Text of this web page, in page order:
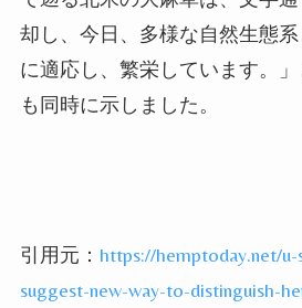
却し、今日、多様な自然生態
に適応し、繁栄しています。
も同時に示しました。
引用元： https://hemptoday.net/u-
suggest-new-way-to-distinguish-